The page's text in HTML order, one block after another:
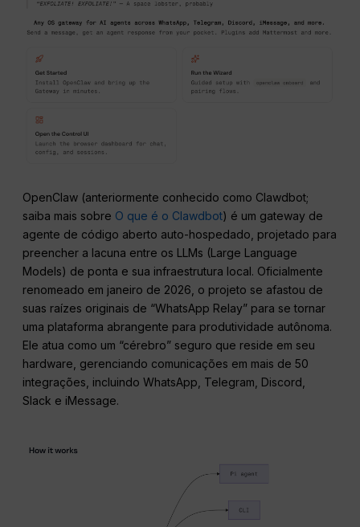
OpenClaw (anteriormente conhecido como Clawdbot;
saiba mais sobre O que é o Clawdbot) é um gateway de
agente de código aberto auto-hospedado, projetado para
preencher a lacuna entre os LLMs (Large Language
Models) de ponta e sua infraestrutura local. Oficialmente
renomeado em janeiro de 2026, o projeto se afastou de
suas raízes originais de “WhatsApp Relay” para se tornar
uma plataforma abrangente para produtividade autônoma.
Ele atua como um “cérebro” seguro que reside em seu
hardware, gerenciando comunicações em mais de 50
integrações, incluindo WhatsApp, Telegram, Discord,
Slack e iMessage.